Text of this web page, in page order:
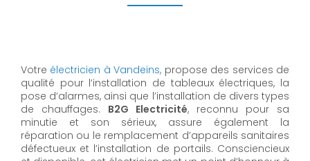
Votre électricien à Vandeins, propose des services de
qualité pour l’installation de tableaux électriques, la
pose d’alarmes, ainsi que l’installation de divers types
de chauffages. B2G Electricité, reconnu pour sa
minutie et son sérieux, assure également la
réparation ou le remplacement d’appareils sanitaires
défectueux et l’installation de portails. Consciencieux